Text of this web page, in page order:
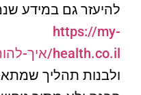
להיעזר גם במידע
https://my-
health.co.il/איך-להוריד-שומן-בטני/
ולבנות תהליך